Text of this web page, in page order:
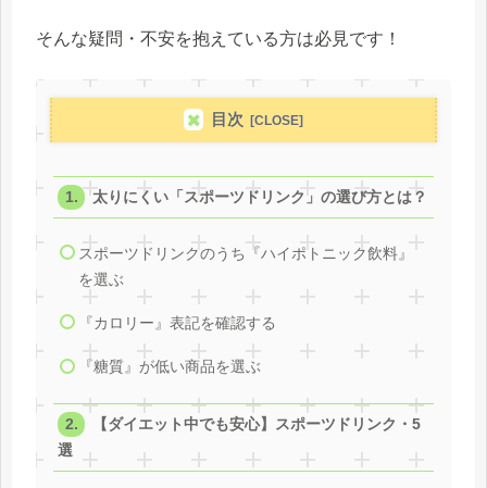
そんな疑問・不安を抱えている方は必見です！
目次
太りにくい「スポーツドリンク」の選び方とは？
スポーツドリンクのうち『ハイポトニック飲料』
を選ぶ
『カロリー』表記を確認する
『糖質』が低い商品を選ぶ
【ダイエット中でも安心】スポーツドリンク・5
選